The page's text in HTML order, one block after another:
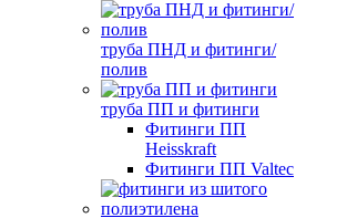
труба ПНД и фитинги/
полив
труба ПП и фитинги
Фитинги ПП
Heisskraft
Фитинги ПП Valtec